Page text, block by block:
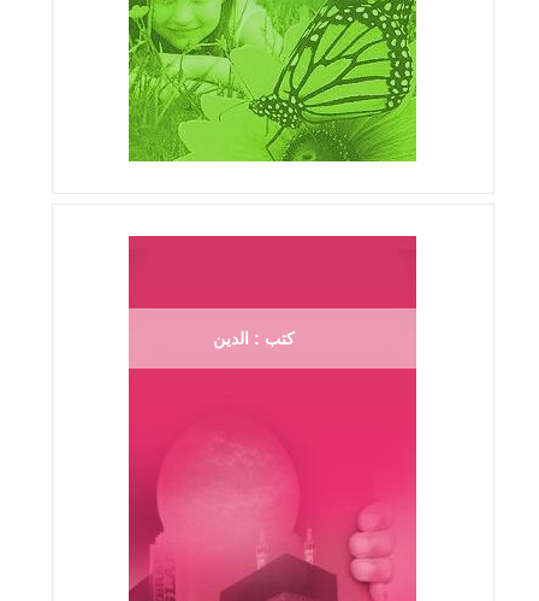
كتب : الدين